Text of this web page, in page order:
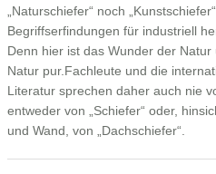
„Naturschiefer“ noch
Begriffserfindungen für industriell
Denn hier ist das Wunder der
Natur pur.Fachleute und die
Literatur sprechen daher auch nie
entweder von „Schiefer“ oder,
und Wand, von „Dachschiefer“.